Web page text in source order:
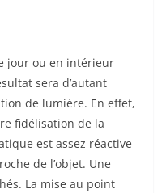
jour ou en intérieur
sera d’autant
de lumière. En effet,
fidélisation de la
est assez réactive
de l’objet. Une
La mise au point